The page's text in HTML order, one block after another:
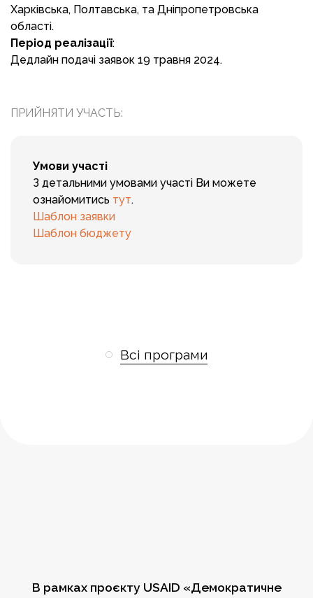
Харківська, Полтавська, та Дніпропетровська
області.
Період реалізації:
Дедлайн подачі заявок 19 травня 2024.
ПРИЙНЯТИ УЧАСТЬ:
Умови участі
З детальними умовами участі Ви можете
ознайомитись тут.
Шаблон заявки
Шаблон бюджету
Всі програми
В рамках проєкту USAID «Демократичне